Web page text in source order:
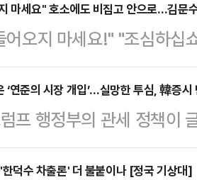
운영을 위해 필요한 정책
관계로 얽힌 나경원·한
두고 치열한 공방이 오고
의도 중앙당사에서 '21
들의 토론회 조를 결정했
본인의…
마세요" 호소에도 비집고 안으로…김문
어오지 마세요!" "조심하십
보 선거캠프 개소식 시작
있었다. 아직 안으로 들어
자 작은 충돌이 발생하기
기로 후텁지근했다. '국민
‘연준의 시장 개입’…실망한 투심, 韓증시
프 행정부의 관세 정책이
롬 파월 미국 연방준비제
까지 나오자 투심은 더욱
덕수 차출론' 더 불붙이나 [정국 기상대]